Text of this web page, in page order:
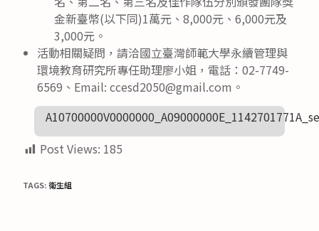
金新臺幣(以下同)1萬元、8,000元、6,000元及
3,000元。
活動相關疑問，請洽國立臺灣師範大學永續管理與
環境教育研究所專任助理廖小姐，電話：02-7749-
6569、Email: ccesd2050@gmail.com。
Post Views: 185
TAGS:衛生組